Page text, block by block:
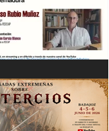
y trashumancia.
cultural Inmaterial de
Alonso Rubio Muñoz.
10/06/26